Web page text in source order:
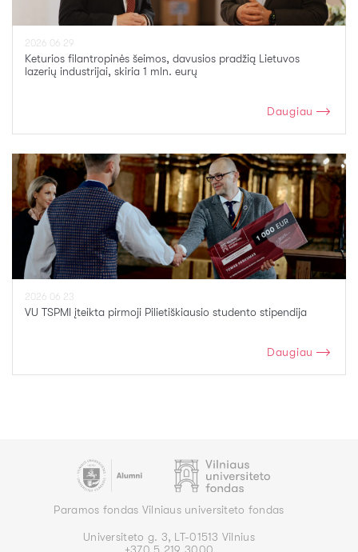
2026 06 29
Keturios filantropinės šeimos, davusios pradžią Lietuvos
lazerių industrijai, skiria 1 mln. eurų
Daugiau
2026 06 23
VU TSPMI įteikta pirmoji Pilietiškiausio studento stipendija
Daugiau
Paramos fondas Vilniaus universiteto fondas
Universiteto g. 3, LT-01513 Vilnius